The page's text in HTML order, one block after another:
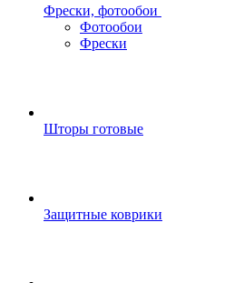
Фрески, фотообои
Фотообои
Фрески
Шторы готовые
Защитные коврики